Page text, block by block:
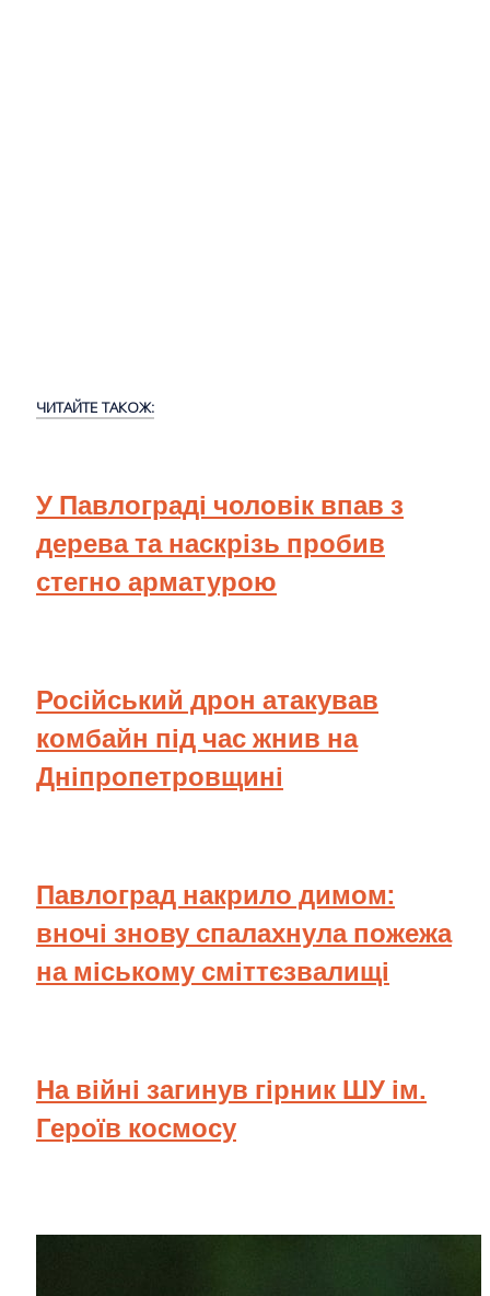
ЧИТАЙТЕ ТАКОЖ:
У Павлограді чоловік впав з
дерева та наскрізь пробив
стегно арматурою
Російський дрон атакував
комбайн під час жнив на
Дніпропетровщині
Павлоград накрило димом:
вночі знову спалахнула пожежа
на міському сміттєзвалищі
На війні загинув гірник ШУ ім.
Героїв космосу